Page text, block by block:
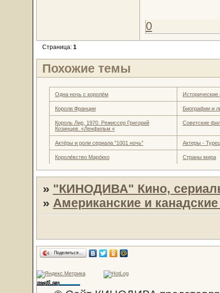
0
Страница: 1
Похожие темы
Одна ночь с королём
Короли Франции Биографии и
Король Лир, 1970. Режиссер Григорий
Козинцев. «Ленфильм «
Советские
Актёры и роли сериала "1001 ночь" Актеры -
Короле́вство Маро́кко Страны мира
» "КИНОДИВА" Кино,
» Американские и
Поделиться…